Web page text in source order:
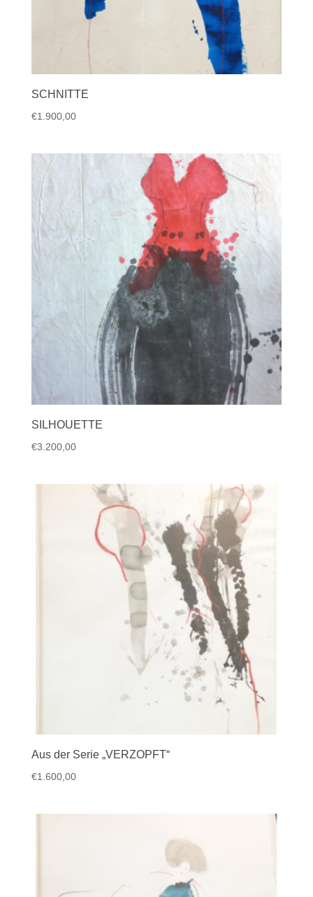
SCHNITTE
€1.900,00
SILHOUETTE
€3.200,00
Aus der Serie „VERZOPFT“
€1.600,00